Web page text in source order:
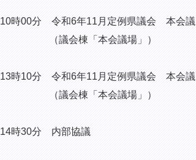
10時00分 令和6年11月定例県議会 本会議
（議会棟「本会議場」）
13時10分 令和6年11月定例県議会 本会議
（議会棟「本会議場」）
14時30分 内部協議